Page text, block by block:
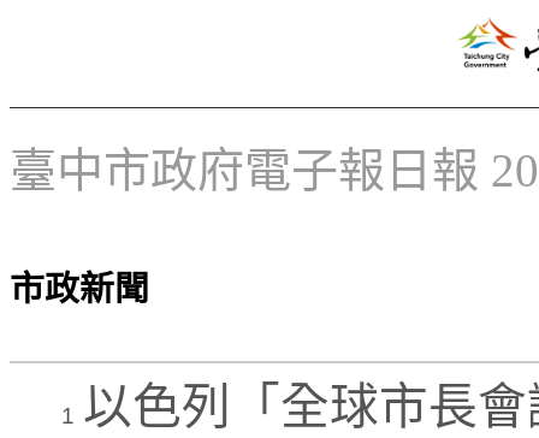
臺中市政府電子報日報
市政新聞
1 以色列「全球市長